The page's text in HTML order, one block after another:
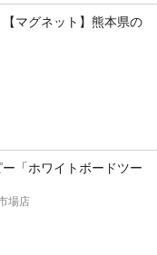
【マグネット】熊本県の
「ホワイトボードツー
場店